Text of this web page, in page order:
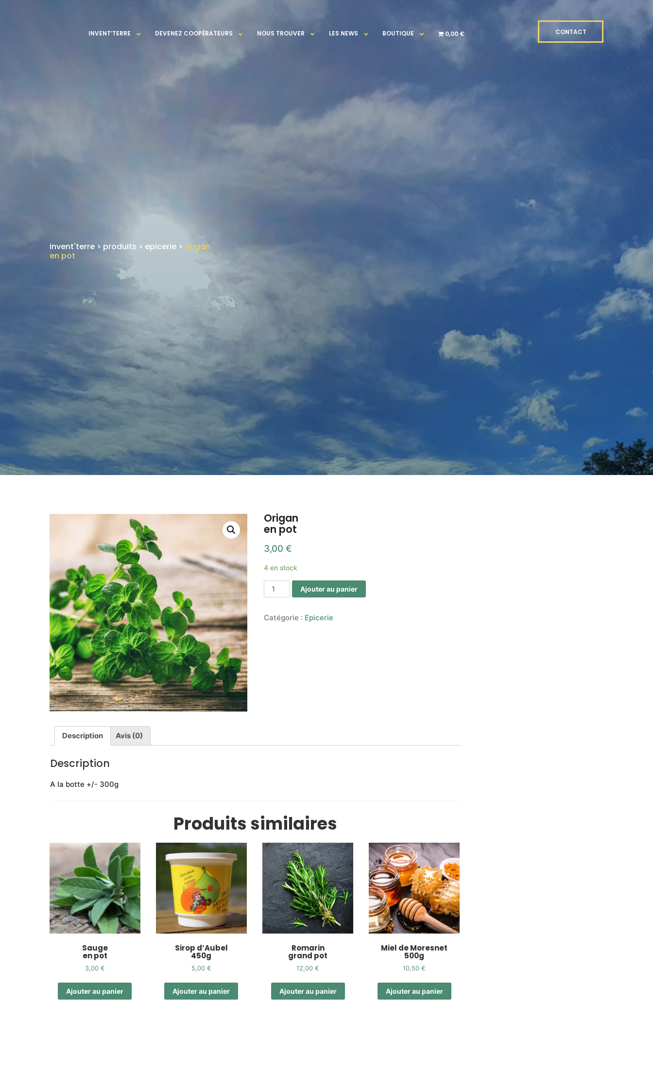
INVENT’TERRE DEVENEZ COOPÉRATEURS NOUS TROUVER LES NEWS BOUTIQUE 0,00 € CONTACT
invent'terre > produits > epicerie > origan
en pot
Origan
en pot
3,00 €
4 en stock
Ajouter au panier
Catégorie : Epicerie
Description Avis (0)
Description
A la botte +/- 300g
Produits similaires
Sauge
en pot
3,00 €
Ajouter au panier
Sirop d’Aubel
450g
5,00 €
Ajouter au panier
Romarin
grand pot
12,00€
Ajouter au panier
Miel de Moresnet
500g
10,50€
Ajouter au panier